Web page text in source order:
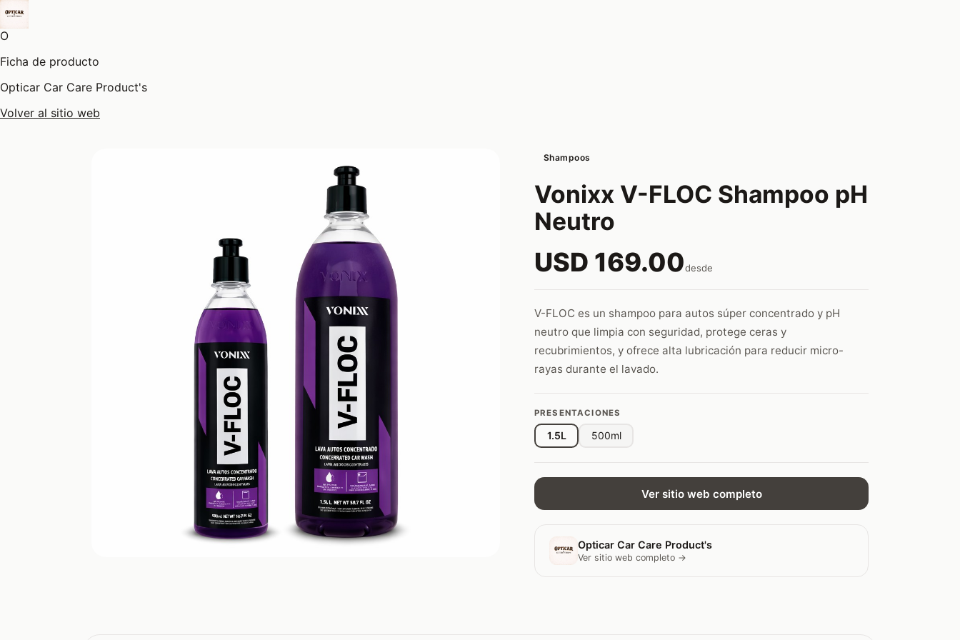
O
Ficha de producto
Opticar Car Care Product's
Volver al sitio web
Shampoos
Vonixx V-FLOC Shampoo pH
Neutro
USD 169.00desde
V-FLOC es un shampoo para autos súper concentrado y pH
neutro que limpia con seguridad, protege ceras y
recubrimientos, y ofrece alta lubricación para reducir micro-
rayas durante el lavado.
PRESENTACIONES
1.5L 500ml
Ver sitio web completo
Opticar Car Care Product's
Ver sitio web completo →